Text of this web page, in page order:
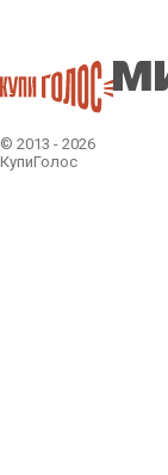
© 2013 - 2026
КупиГолос